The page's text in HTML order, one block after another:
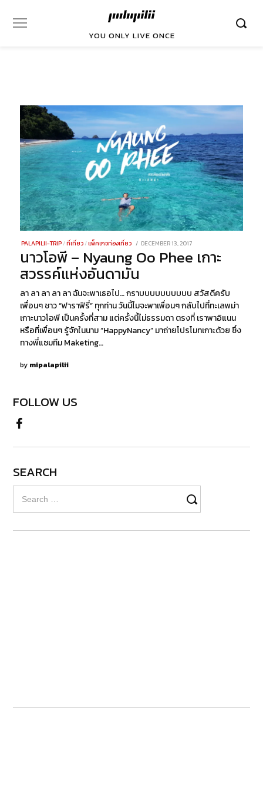
YOU ONLY LIVE ONCE
PALAPILII-TRIP /ที่เที่ยว /แพ็คเกจท่องเที่ยว
POSTED
ON
DECEMBER 13, 2017
27,
2021
นาวโอพี – Nyaung Oo Phee เกาะ
สวรรค์แห่งอันดามัน
ลา ลา ลา ลา ลา ฉันจะพาเธอไป… กราบบบบบบบบบบ สวัสดีครับ
เพื่อนๆ ชาว “ฟาราฟิรี่” ทุกท่าน วันนี้ไมจะพาเพื่อนๆ กลับไปที่ทะเลพม่า
เกาะนาวโอพี เป็นครั้งที่สาม แต่ครั้งนี้ไม่ธรรมดา ตรงที่ เราพาอิแนน
หรือที่เพื่อนๆ รู้จักในนาม “HappyNancy” มาถ่ายโปรโมทเกาะด้วย ซึ่ง
ทางพี่แซมทีม Maketing…
by mipalapilii
FOLLOW US
SEARCH
for: